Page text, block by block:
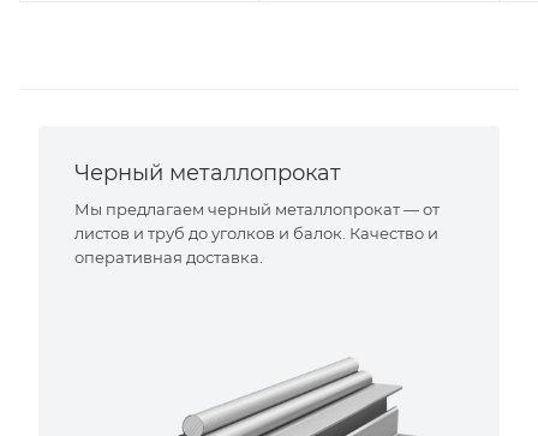
Черный металлопрокат
Мы предлагаем черный металлопрокат — от
листов и труб до уголков и балок. Качество и
оперативная доставка.